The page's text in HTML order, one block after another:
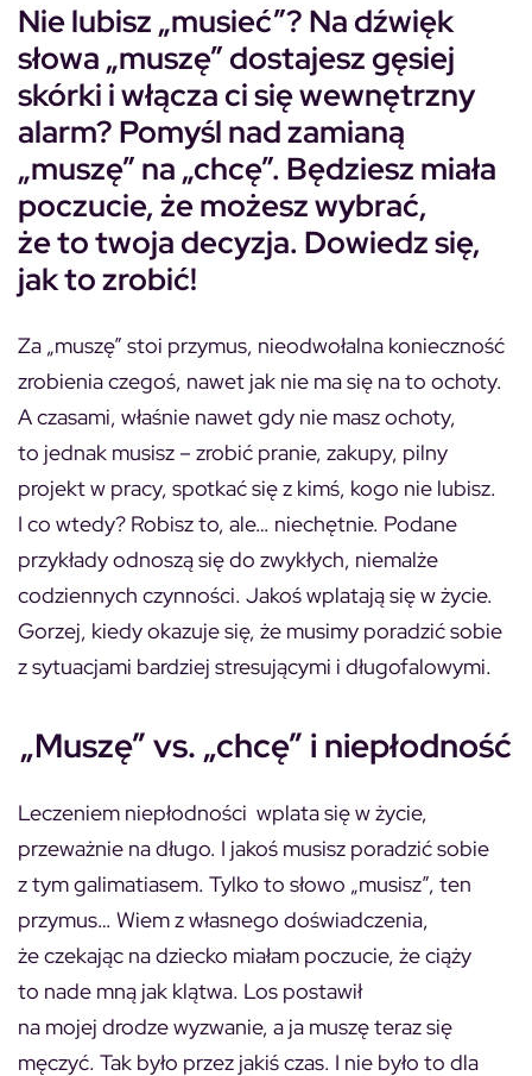
Nie lubisz „musieć”? Na dźwięk
słowa „muszę” dostajesz gęsiej
skórki i włącza ci się wewnętrzny
alarm? Pomyśl nad zamianą
„muszę” na „chcę”. Będziesz miała
poczucie, że możesz wybrać,
że to twoja decyzja. Dowiedz się,
jak to zrobić!
Za „muszę” stoi przymus, nieodwołalna konieczność
zrobienia czegoś, nawet jak nie ma się na to ochoty.
A czasami, właśnie nawet gdy nie masz ochoty,
to jednak musisz – zrobić pranie, zakupy, pilny
projekt w pracy, spotkać się z kimś, kogo nie lubisz.
I co wtedy? Robisz to, ale… niechętnie. Podane
przykłady odnoszą się do zwykłych, niemalże
codziennych czynności. Jakoś wplatają się w życie.
Gorzej, kiedy okazuje się, że musimy poradzić sobie
z sytuacjami bardziej stresującymi i długofalowymi.
„Muszę” vs. „chcę” i niepłodność
Leczeniem niepłodności wplata się w życie,
przeważnie na długo. I jakoś musisz poradzić sobie
z tym galimatiasem. Tylko to słowo „musisz”, ten
przymus… Wiem z własnego doświadczenia,
że czekając na dziecko miałam poczucie, że ciąży
to nade mną jak klątwa. Los postawił
na mojej drodze wyzwanie, a ja muszę teraz się
męczyć. Tak było przez jakiś czas. I nie było to dla